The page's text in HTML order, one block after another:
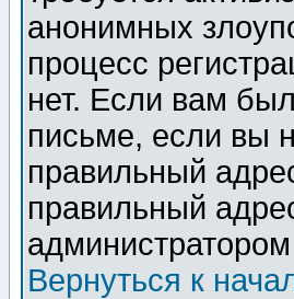
анонимных
процесс
нет. Если вам
письме, если вы
правильный
правильный
Вернуться к